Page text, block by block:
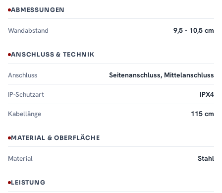
ABMESSUNGEN
Wandabstand 9,5 - 10,5 cm
ANSCHLUSS & TECHNIK
Anschluss Seitenanschluss, Mittelanschluss
IP-Schutzart IPX4
Kabellänge 115 cm
MATERIAL & OBERFLÄCHE
Material Stahl
LEISTUNG